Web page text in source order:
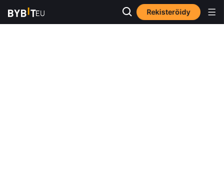
Rekisteröidy